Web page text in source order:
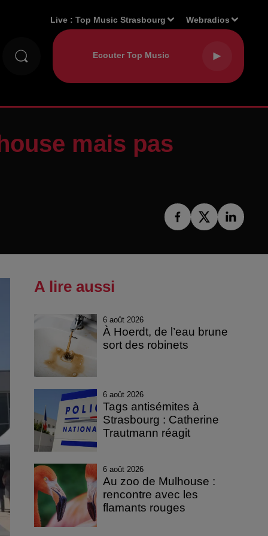
Live :Top Music Strasbourg Webradios
mais pas
A lire aussi
6 août 2026
À Hoerdt, de l’eau brune
sort des robinets
6 août 2026
Tags antisémites à
Strasbourg : Catherine
Trautmann réagit
6 août 2026
Au zoo de Mulhouse :
rencontre avec les
flamants rouges